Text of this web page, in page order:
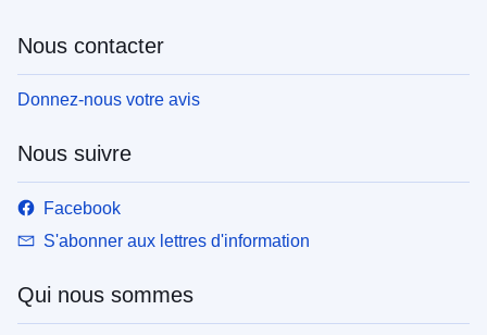
Nous contacter
Donnez-nous votre avis
Nous suivre
Facebook
S'abonner aux lettres d'information
Qui nous sommes